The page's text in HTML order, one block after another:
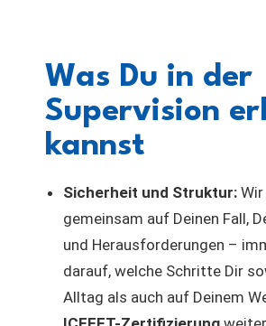
Was Du in der
Supervision
kannst
Sicherheit und Struktur:
gemeinsam auf Deinen Fall,
und Herausforderungen –
darauf, welche Schritte Dir
Alltag als auch auf Deinem